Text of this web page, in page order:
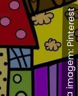
Fonte da imagem: Pinterest
Fonte da imagem: Pinterest